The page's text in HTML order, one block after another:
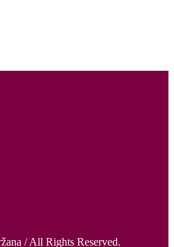
/ All Rights Reserved.